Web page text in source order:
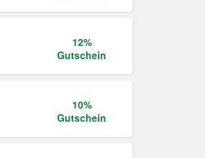
12%
Gutschein
10%
Gutschein